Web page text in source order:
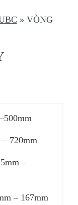
» VÒNG
720mm
–
– 167mm